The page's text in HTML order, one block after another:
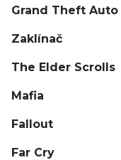
Grand Theft Auto
Zaklínač
The Elder Scrolls
Mafia
Fallout
Far Cry